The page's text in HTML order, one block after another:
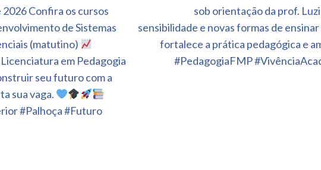
2026 Confira os cursos
de Sistemas
(matutino)
Licenciatura em Pedagogia
seu futuro com a
sua vaga.
#Palhoça #Futuro
sob orientação da prof.
sensibilidade e novas formas de
fortalece a prática pedagógica e
#PedagogiaFMP